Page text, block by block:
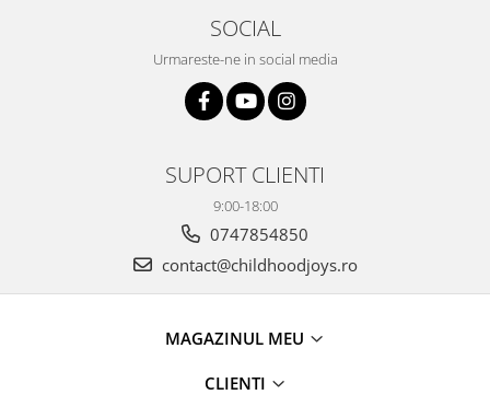
SOCIAL
Urmareste-ne in social media
SUPORT CLIENTI
9:00-18:00
0747854850
contact@childhoodjoys.ro
MAGAZINUL MEU
CLIENTI